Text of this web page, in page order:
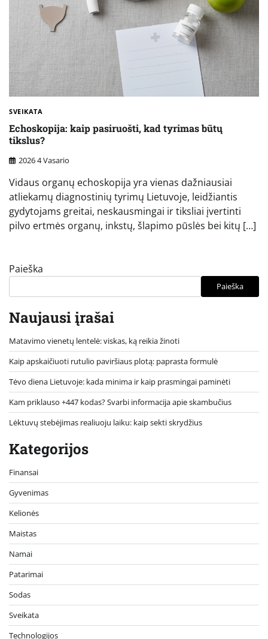
SVEIKATA
Echoskopija: kaip pasiruošti, kad tyrimas būtų
tikslus?
2026 4 Vasario
Vidaus organų echoskopija yra vienas dažniausiai
atliekamų diagnostinių tyrimų Lietuvoje, leidžiantis
gydytojams greitai, neskausmingai ir tiksliai įvertinti
pilvo ertmės organų, inkstų, šlapimo pūslės bei kitų […]
Paieška
Paieška
Naujausi įrašai
Matavimo vienetų lentelė: viskas, ką reikia žinoti
Kaip apskaičiuoti rutulio paviršiaus plotą: paprasta formulė
Tėvo diena Lietuvoje: kada minima ir kaip prasmingai paminėti
Kam priklauso +447 kodas? Svarbi informacija apie skambučius
Lėktuvų stebėjimas realiuoju laiku: kaip sekti skrydžius
Kategorijos
Finansai
Gyvenimas
Kelionės
Maistas
Namai
Patarimai
Sodas
Sveikata
Technologijos